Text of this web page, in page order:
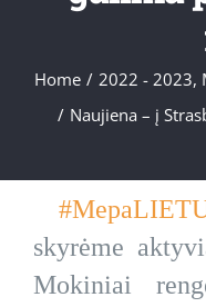
Home / 2022 - 2023,
/ Naujiena – į
skyrėme
Mokiniai